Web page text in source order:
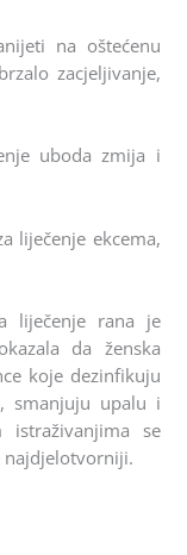
na oštećenu
zacjeljivanje,
uboda zmija i
liječenje ekcema,
liječenje rana je
da ženska
koje dezinfikuju
smanjuju upalu i
istraživanjima se
najdjelotvorniji.